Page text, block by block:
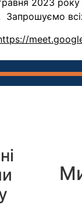
2023
Запрошуємо